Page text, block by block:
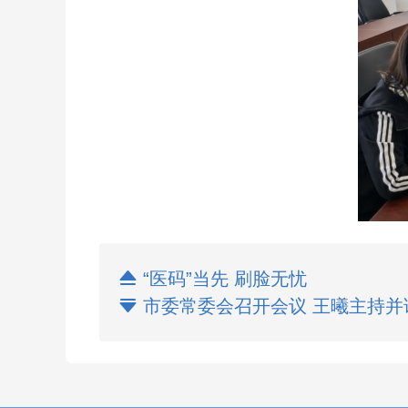
 “医码”当先 刷脸无忧
 市委常委会召开会议 王曦主持并